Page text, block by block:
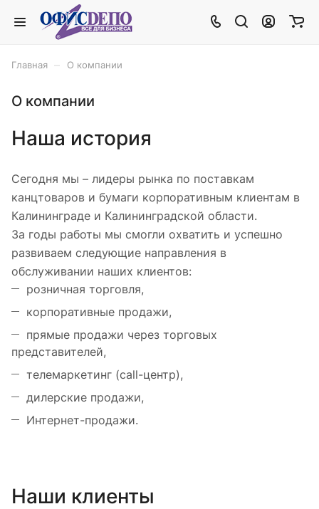
Главная О компании
О компании
Наша история
Сегодня мы – лидеры рынка по поставкам
канцтоваров и бумаги корпоративным клиентам в
Калининграде и Калининградской области.
За годы работы мы смогли охватить и успешно
развиваем следующие направления в
обслуживании наших клиентов:
розничная торговля,
корпоративные продажи,
прямые продажи через торговых
представителей,
телемаркетинг (call-центр),
дилерские продажи,
Интернет-продажи.
Наши клиенты